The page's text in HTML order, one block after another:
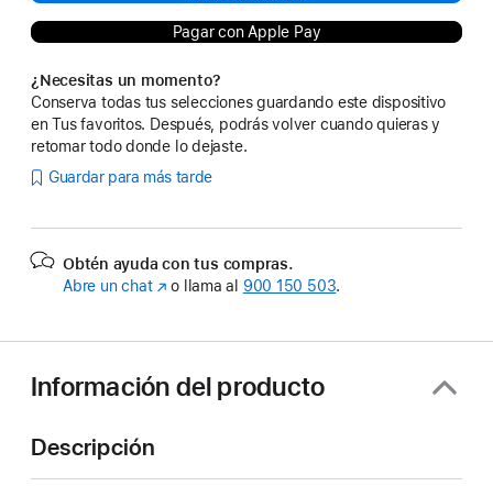
Pagar con Apple Pay
¿Necesitas un momento?
Conserva todas tus selecciones guardando este dispositivo
en Tus favoritos. Después, podrás volver cuando quieras y
retomar todo donde lo dejaste.
Guardar para más tarde
Obtén ayuda con tus compras.
Abre un chat(Se
ventana
nueva)
o llama al 900 150 503.
Información del producto
Descripción